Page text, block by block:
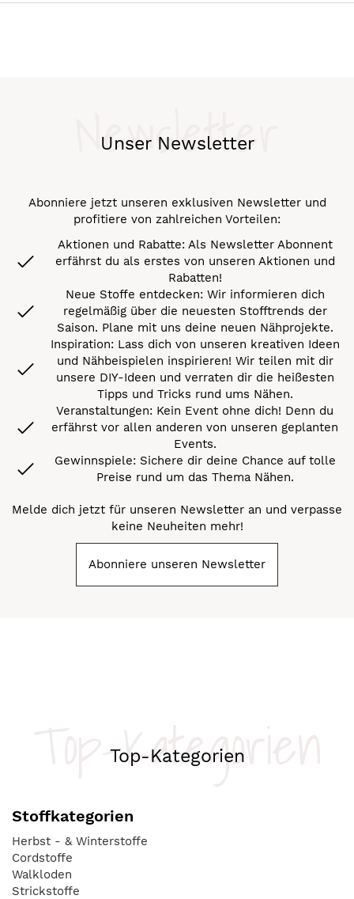
Unser Newsletter
Newsletter
Abonniere jetzt unseren exklusiven Newsletter und
profitiere von zahlreichen Vorteilen:
Aktionen und Rabatte: Als Newsletter Abonnent
erfährst du als erstes von unseren Aktionen und
Rabatten!
Neue Stoffe entdecken: Wir informieren dich
regelmäßig über die neuesten Stofftrends der
Saison. Plane mit uns deine neuen Nähprojekte.
Inspiration: Lass dich von unseren kreativen Ideen
und Nähbeispielen inspirieren! Wir teilen mit dir
unsere DIY-Ideen und verraten dir die heißesten
Tipps und Tricks rund ums Nähen.
Veranstaltungen: Kein Event ohne dich! Denn du
erfährst vor allen anderen von unseren geplanten
Events.
Gewinnspiele: Sichere dir deine Chance auf tolle
Preise rund um das Thema Nähen.
Melde dich jetzt für unseren Newsletter an und verpasse
keine Neuheiten mehr!
Abonniere unseren Newsletter
Top-Kategorien
Top-Kategorien
Stoffkategorien
Herbst - & Winterstoffe
Cordstoffe
Walkloden
Strickstoffe